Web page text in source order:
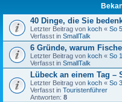
40 Dinge, die Sie
Letzter Beitrag von koch « So
Verfasst in SmallTalk
6 Gründe, warum
Letzter Beitrag von koch « So
Verfasst in SmallTalk
Lübeck an einem Tag –
Letzter Beitrag von koch « So
Verfasst in Touristenführer
Antworten: 8